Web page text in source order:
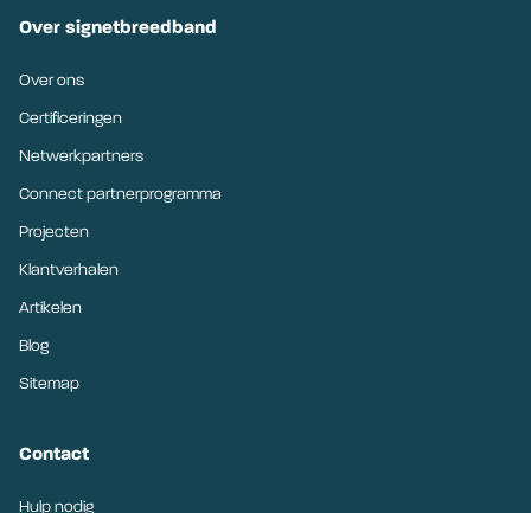
Over signetbreedband
Over ons
Certificeringen
Netwerkpartners
Connect partnerprogramma
Projecten
Klantverhalen
Artikelen
Blog
Sitemap
Contact
Hulp nodig